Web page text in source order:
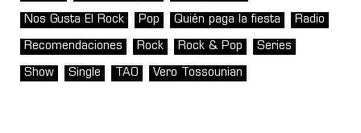
Nos Gusta El Rock Pop Quién paga la fiesta Radio
Recomendaciones Rock Rock & Pop Series
Show Single TAO Vero Tossounian